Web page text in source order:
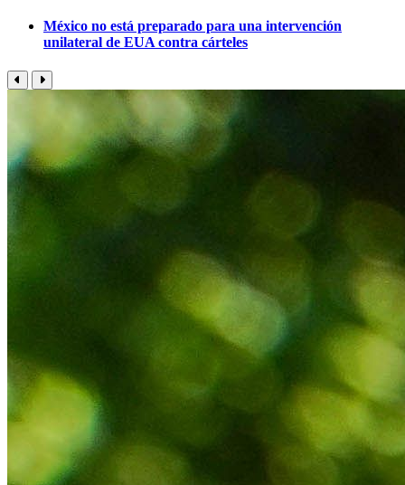
México no está preparado para una intervención
unilateral de EUA contra cárteles